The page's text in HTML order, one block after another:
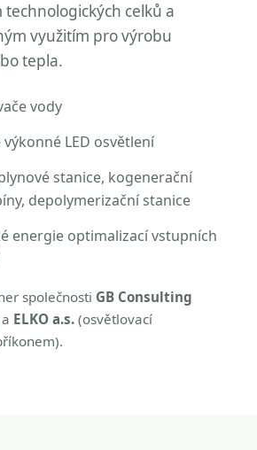
celků a
využitím pro výrobu
tepla.
vody
LED osvětlení
stanice, kogenerační
depolymerizační stanice
energie optimalizací vstupních
společnosti GB Consulting
ELKO a.s. (osvětlovací